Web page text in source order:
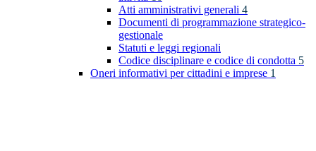
Atti amministrativi generali 4
Documenti di programmazione strategico-
gestionale
Statuti e leggi regionali
Codice disciplinare e codice di condotta 5
Oneri informativi per cittadini e imprese 1